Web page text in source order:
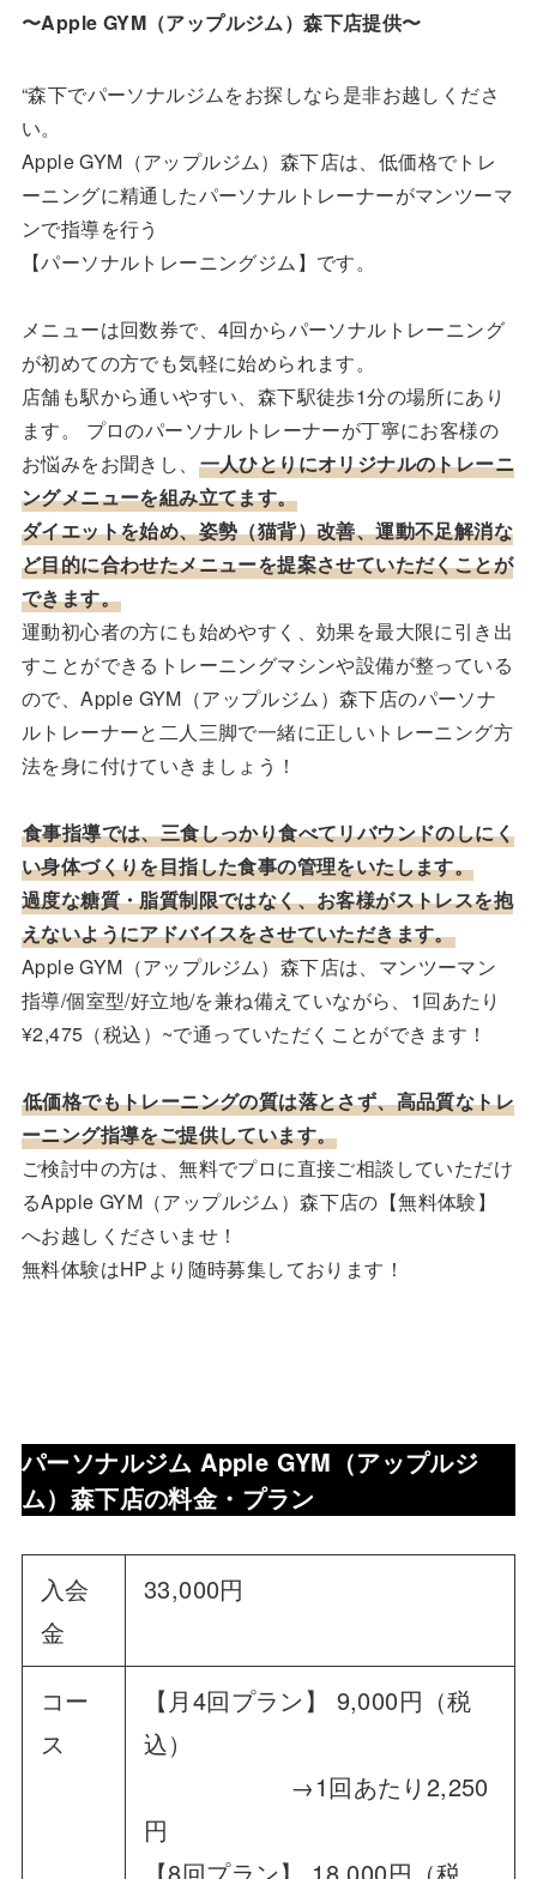
〜Apple GYM（アップルジム）森下店提供〜
“森下でパーソナルジムをお探しなら是非お越しくださ
い。
Apple GYM（アップルジム）森下店は、低価格でトレ
ーニングに精通したパーソナルトレーナーがマンツーマ
ンで指導を行う
【パーソナルトレーニングジム】です。
メニューは回数券で、4回からパーソナルトレーニング
が初めての方でも気軽に始められます。
店舗も駅から通いやすい、森下駅徒歩1分の場所にあり
ます。 プロのパーソナルトレーナーが丁寧にお客様の
お悩みをお聞きし、 一人ひとりにオリジナルのトレーニ
ングメニューを組み立てます。
ダイエットを始め、姿勢（猫背）改善、運動不足解消な
ど目的に合わせたメニューを提案させていただくことが
できます。
運動初心者の方にも始めやすく、効果を最大限に引き出
すことができるトレーニングマシンや設備が整っている
ので、Apple GYM（アップルジム）森下店のパーソナ
ルトレーナーと二人三脚で一緒に正しいトレーニング方
法を身に付けていきましょう！
食事指導では、三食しっかり食べてリバウンドのしにく
い身体づくりを目指した食事の管理をいたします。
過度な糖質・脂質制限ではなく、お客様がストレスを抱
えないようにアドバイスをさせていただきます。
Apple GYM（アップルジム）森下店は、マンツーマン
指導/個室型/好立地/を兼ね備えていながら、1回あたり
¥2,475（税込）~で通っていただくことができます！
低価格でもトレーニングの質は落とさず、高品質なトレ
ーニング指導をご提供しています。
ご検討中の方は、無料でプロに直接ご相談していただけ
るApple GYM（アップルジム）森下店の【無料体験】
へお越しくださいませ！
無料体験はHPより随時募集しております！
パーソナルジム Apple GYM（アップルジ
ム）森下店の料金・プラン
入会
金
33,000円
コー
ス
【月4回プラン】 9,000円（税
込）
→1回あたり2,250
円